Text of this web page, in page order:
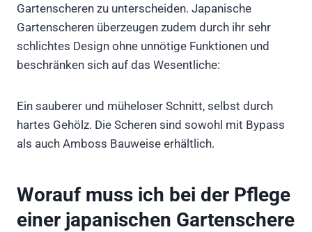
Gartenscheren zu unterscheiden. Japanische
Gartenscheren überzeugen zudem durch ihr sehr
schlichtes Design ohne unnötige Funktionen und
beschränken sich auf das Wesentliche:
Ein sauberer und müheloser Schnitt, selbst durch
hartes Gehölz. Die Scheren sind sowohl mit Bypass
als auch Amboss Bauweise erhältlich.
Worauf muss ich bei der Pflege
einer japanischen Gartenschere